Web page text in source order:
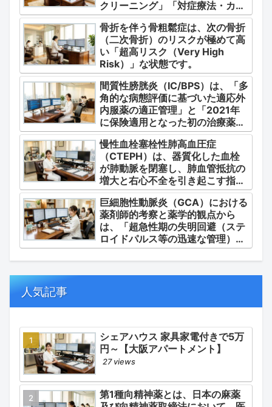
クリーニング」「対症療法・カク
テル療法の適正使用」「画期的な
新薬・DDSの動向」の3つの軸か
ら整理します。
骨折を伴う骨粗鬆症は、次の骨折
（二次骨折）のリスクが極めて高
い「超高リスク（Very High
Risk）」な状態です。
間質性膀胱炎（IC/BPS）は、「多
角的な病態評価に基づいた適応外
内服薬の適正管理」と「2021年
に保険適用となった初の治療薬で
あるジメチルスルホキシド
（DMSO）の安全かつ確実な調
剤・運用」に集約されます。
慢性血栓塞栓性肺高血圧症
（CTEPH）は、器質化した血栓
が肺動脈を閉塞し、肺血管抵抗の
増大と右心不全を引き起こす指定
難病（第4群肺高血圧症）です。
巨細胞性動脈炎（GCA）における
薬剤師的考察と薬学的観点から
は、「超急性期の失明回避（ステ
ロイドパルス等の迅速な管理）」
「再燃防止とステロイドの最小化
（トシリズマブやウパダシチニブ
の適正使用）」「長期ステロイド
人気記事
シェアハウス 家具家電付きで5万
円～【大阪アパートメント】
27 views
第1種向精神薬とは、日本の麻薬